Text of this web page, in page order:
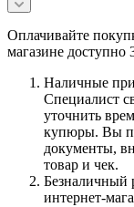
Оплачивайте
магазине доступно
Наличные при
Специалист
уточнить
купюры. Вы
документы,
товар и чек.
Безналичный
интернет-